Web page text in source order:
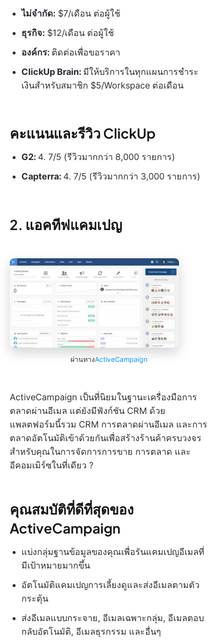
ไม่จำกัด: $7/เดือน ต่อผู้ใช้
ธุรกิจ: $12/เดือน ต่อผู้ใช้
องค์กร: ติดต่อเพื่อขอราคา
ClickUp Brain: มีให้บริการในทุกแผนการชำระ
เงินสำหรับสมาชิก $5/Workspace ต่อเดือน
คะแนนและรีวิว ClickUp
G2: 4. 7/5 (รีวิวมากกว่า 8,000 รายการ)
Capterra: 4. 7/5 (รีวิวมากกว่า 3,000 รายการ)
2. แอคทีฟแคมเปญ
ผ่านทางActiveCampaign
ActiveCampaign เป็นที่นิยมในฐานะเครื่องมือการ
ตลาดผ่านอีเมล แต่ยังมีฟังก์ชัน CRM ด้วย
แพลตฟอร์มนี้รวม CRM การตลาดผ่านอีเมล และการ
ตลาดอัตโนมัติเข้าด้วยกันเพื่อสร้างร้านค้าครบวงจร
สำหรับคุณในการจัดการการขาย การตลาด และ
อีคอมเมิร์ซในที่เดียว ?
คุณสมบัติที่ดีที่สุดของ
ActiveCampaign
แบ่งกลุ่มฐานข้อมูลของคุณเพื่อรันแคมเปญอีเมลที่
มีเป้าหมายมากขึ้น
อัตโนมัติแคมเปญการเลี้ยงดูและส่งอีเมลตามตัว
กระตุ้น
ส่งอีเมลแบบกระจาย, อีเมลเฉพาะกลุ่ม, อีเมลตอบ
กลับอัตโนมัติ, อีเมลธุรกรรม และอื่นๆ